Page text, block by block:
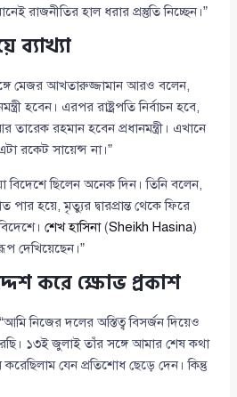
রাজনীতির হাল ধরার প্রস্তুতি নিচ্ছেন।”
ব্যাখ্যা
মেজর আখতারুজ্জামান আরও বলেন,
হবেন। এরপর রাষ্ট্রপতি নির্বাচন হবে,
তারেক রহমান হবেন প্রধানমন্ত্রী। এখানে
রকেট সায়েন্স না।”
বিদেশে ছিলেন অনেক দিন। তিনি বলেন,
পার হয়ে, মৃত্যুর দ্বারপ্রান্ত থেকে ফিরে
শেখ হাসিনা(Sheikh Hasina)
দেখিয়েছেন।”
করে ক্ষোভ প্রকাশ
নিজের দলের অস্তিত্ব বিসর্জন দিয়েও
১৩ই জুলাই তাঁর সঙ্গে আমার শেষ কথা
যেন প্রতিশোধ ছেড়ে দেন। কিন্তু